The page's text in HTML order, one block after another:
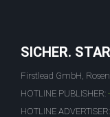
SICHER.
Firstlead GmbH,
HOTLINE PUBLISHER:
HOTLINE ADVERTISER: